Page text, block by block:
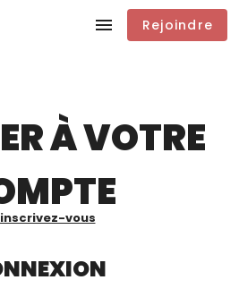
Rejoindre
À VOTRE
inscrivez-vous